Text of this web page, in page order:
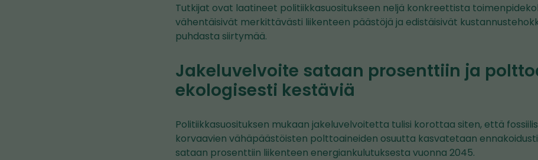
Tutkijat ovat laatineet politiikkasuositukseen neljä konkreettista
vähentäisivät merkittävästi liikenteen päästöjä ja edistäisivät
puhdasta siirtymää.
Jakeluvelvoite sataan prosenttiin ja
ekologisesti kestäviä
Politiikkasuosituksen mukaan jakeluvelvoitetta tulisi korottaa siten, että
korvaavien vähäpäästöisten polttoaineiden osuutta kasvatetaan
sataan prosenttiin liikenteen energiankulutuksesta vuonna 2045.